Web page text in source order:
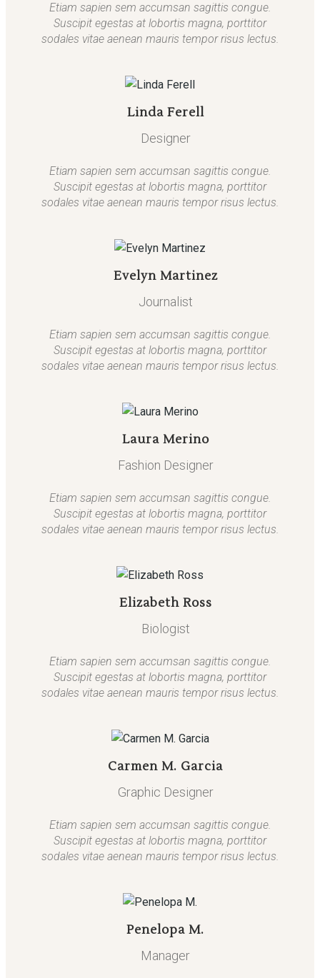
Etiam sapien sem accumsan sagittis congue.
Suscipit egestas at lobortis magna, porttitor
sodales vitae aenean mauris tempor risus lectus.
Linda Ferell
Designer
Etiam sapien sem accumsan sagittis congue.
Suscipit egestas at lobortis magna, porttitor
sodales vitae aenean mauris tempor risus lectus.
Evelyn Martinez
Journalist
Etiam sapien sem accumsan sagittis congue.
Suscipit egestas at lobortis magna, porttitor
sodales vitae aenean mauris tempor risus lectus.
Laura Merino
Fashion Designer
Etiam sapien sem accumsan sagittis congue.
Suscipit egestas at lobortis magna, porttitor
sodales vitae aenean mauris tempor risus lectus.
Elizabeth Ross
Biologist
Etiam sapien sem accumsan sagittis congue.
Suscipit egestas at lobortis magna, porttitor
sodales vitae aenean mauris tempor risus lectus.
Carmen M. Garcia
Graphic Designer
Etiam sapien sem accumsan sagittis congue.
Suscipit egestas at lobortis magna, porttitor
sodales vitae aenean mauris tempor risus lectus.
Penelopa M.
Manager